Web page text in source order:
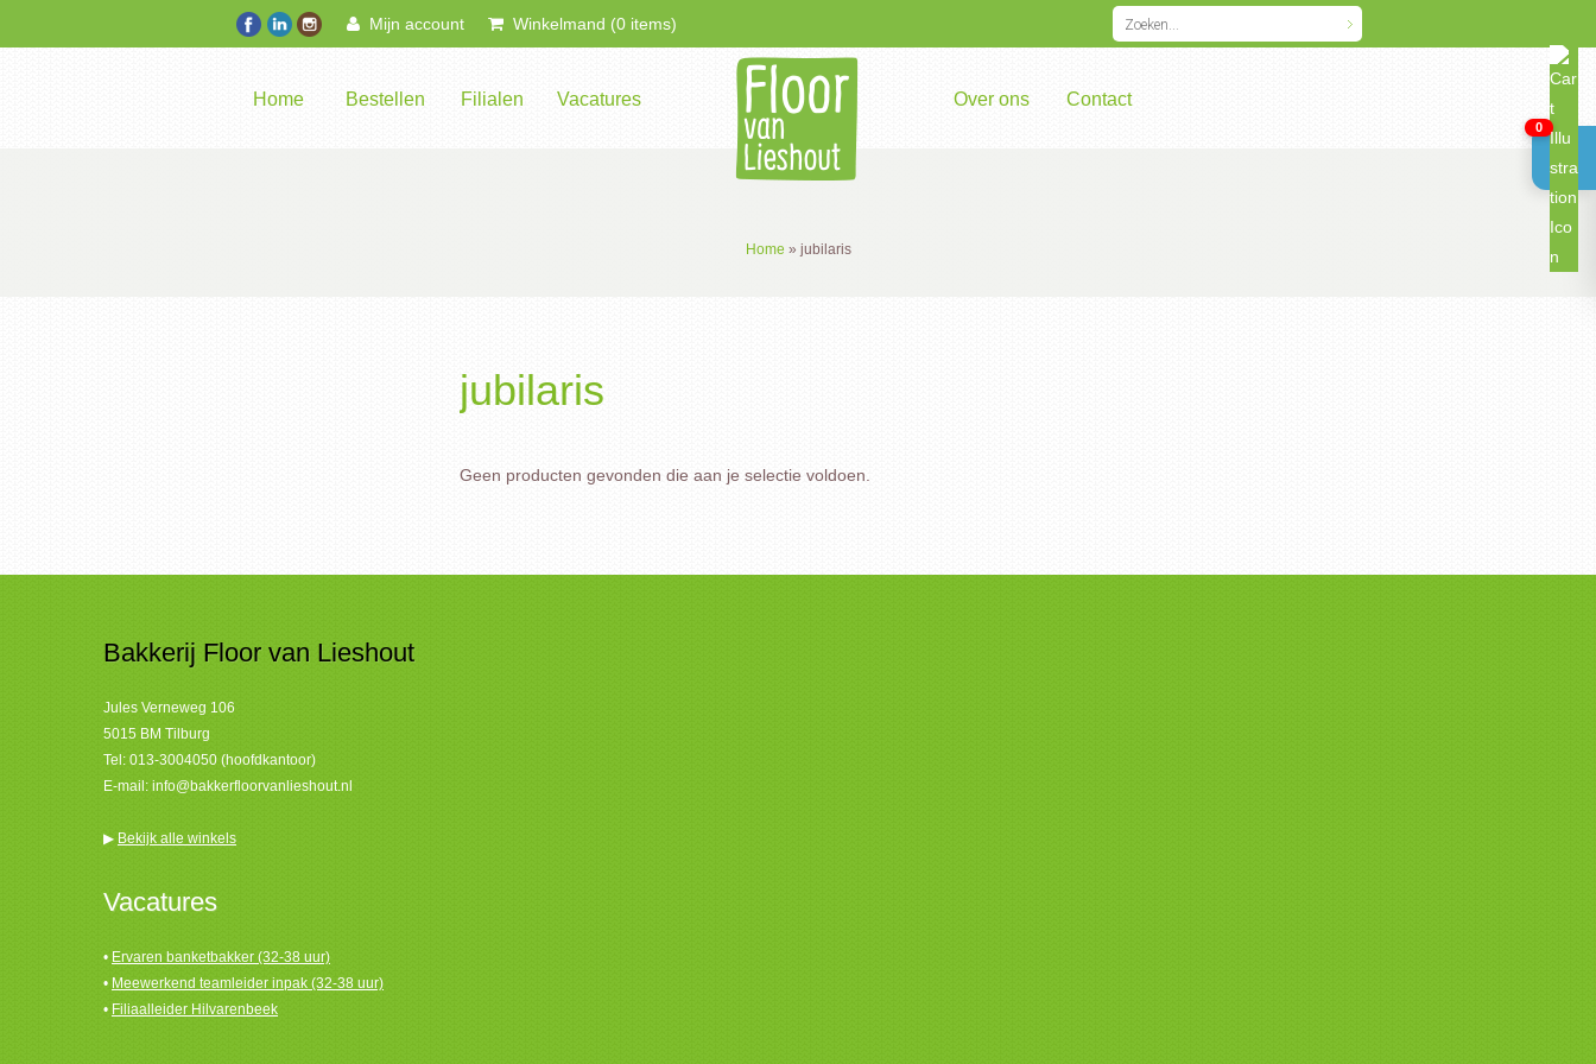
Mijn account Winkelmand (0 items)
Home Bestellen Filialen Vacatures Over ons Contact
Home » jubilaris
jubilaris
Geen producten gevonden die aan je selectie voldoen.
Bakkerij Floor van Lieshout
Jules Verneweg 106
5015 BM Tilburg
Tel: 013-3004050 (hoofdkantoor)
E-mail: info@bakkerfloorvanlieshout.nl
▶ Bekijk alle winkels
Vacatures
• Ervaren banketbakker (32-38 uur)
• Meewerkend teamleider inpak (32-38 uur)
• Filiaalleider Hilvarenbeek
0